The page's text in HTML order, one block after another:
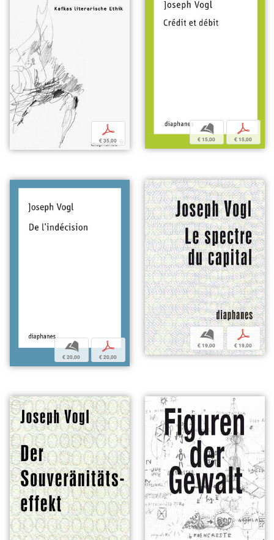
p
€ 35,00
b
€ 15,00
p
€ 15,00
b
€ 20,00
p
€ 20,00
b
€ 19,00
p
€ 19,00